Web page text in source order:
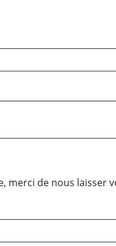
merci de nous laisser